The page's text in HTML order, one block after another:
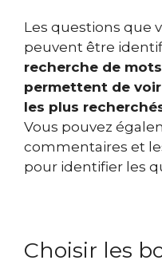
Les questions que
peuvent être
recherche de
permettent de
les plus
Vous pouvez
commentaires et
pour identifier les
Choisir les